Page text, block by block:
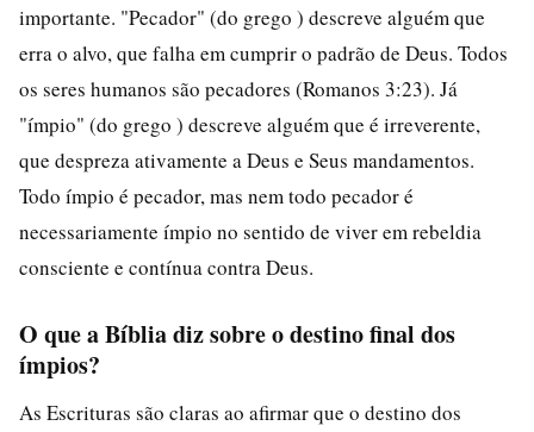
importante. "Pecador" (do grego ) descreve alguém que
erra o alvo, que falha em cumprir o padrão de Deus. Todos
os seres humanos são pecadores (Romanos 3:23). Já
"ímpio" (do grego ) descreve alguém que é irreverente,
que despreza ativamente a Deus e Seus mandamentos.
Todo ímpio é pecador, mas nem todo pecador é
necessariamente ímpio no sentido de viver em rebeldia
consciente e contínua contra Deus.
O que a Bíblia diz sobre o destino final dos
ímpios?
As Escrituras são claras ao afirmar que o destino dos